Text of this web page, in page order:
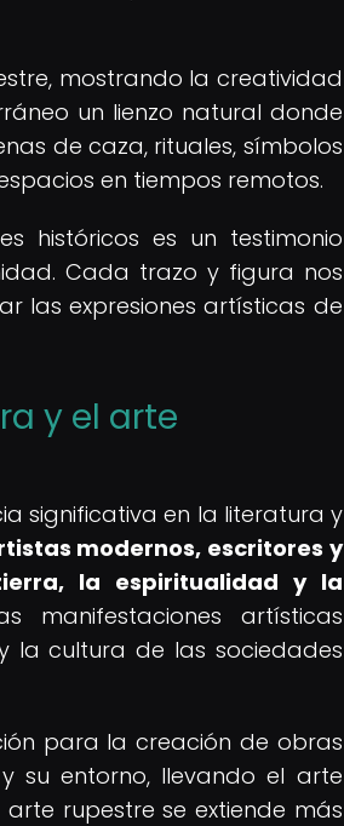
mostrando la creatividad
un lienzo natural donde
de caza, rituales, símbolos
en tiempos remotos.
históricos es un testimonio
Cada trazo y figura nos
las expresiones artísticas de
y el arte
significativa en la literatura y
modernos, escritores y
la espiritualidad y la
artísticas
la cultura de las sociedades
para la creación de obras
su entorno, llevando el arte
rupestre se extiende más